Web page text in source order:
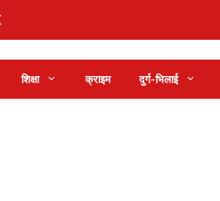
शिक्षा क्राइम दुर्ग-भिलाई